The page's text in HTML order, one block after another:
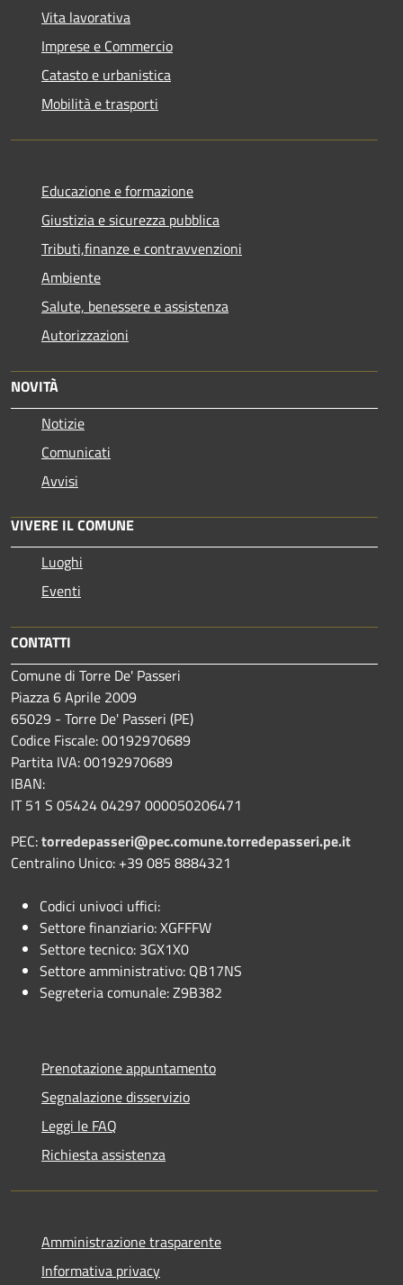
Vita lavorativa
Imprese e Commercio
Catasto e urbanistica
Mobilità e trasporti
Educazione e formazione
Giustizia e sicurezza pubblica
Tributi,finanze e contravvenzioni
Ambiente
Salute, benessere e assistenza
Autorizzazioni
NOVITÀ
Notizie
Comunicati
Avvisi
VIVERE IL COMUNE
Luoghi
Eventi
CONTATTI
Comune di Torre De' Passeri
Piazza 6 Aprile 2009
65029 - Torre De' Passeri (PE)
Codice Fiscale: 00192970689
Partita IVA: 00192970689
IBAN:
IT 51 S 05424 04297 000050206471
PEC:torredepasseri@pec.comune.torredepasseri.pe.it
Centralino Unico: +39 085 8884321
Codici univoci uffici:
Settore finanziario: XGFFFW
Settore tecnico: 3GX1X0
Settore amministrativo: QB17NS
Segreteria comunale: Z9B382
Prenotazione appuntamento
Segnalazione disservizio
Leggi le FAQ
Richiesta assistenza
Amministrazione trasparente
Informativa privacy